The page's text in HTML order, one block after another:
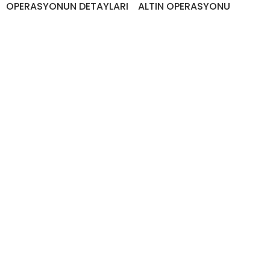
OPERASYONUN DETAYLARI
ALTIN OPERASYONU